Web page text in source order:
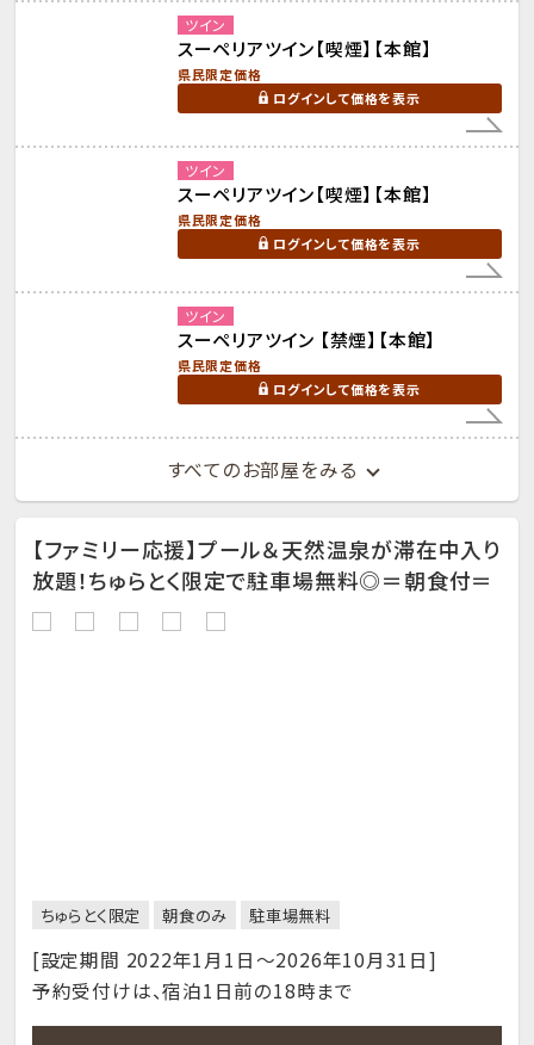
ツイン
スーペリアツイン【喫煙】【本館】
県民限定価格
ログインして価格を表示
ツイン
スーペリアツイン【喫煙】【本館】
県民限定価格
ログインして価格を表示
ツイン
スーペリアツイン 【禁煙】【本館】
県民限定価格
ログインして価格を表示
すべてのお部屋をみる
【ファミリー応援】プール＆天然温泉が滞在中入り
放題！ちゅらとく限定で駐車場無料◎＝朝食付＝
ちゅらとく限定 朝食のみ 駐車場無料
[設定期間 2022年1月1日～2026年10月31日]
予約受付けは、宿泊1日前の18時まで